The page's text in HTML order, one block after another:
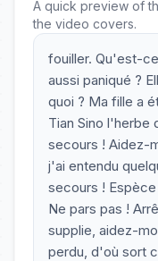
A quick preview of
the video covers.
fouiller. Qu'est-
aussi paniqué ?
quoi ? Ma fille a
Tian Sino l'herbe
secours ! Aidez-
j'ai entendu
secours !
Ne pars pas !
supplie, aidez-
perdu, d'où sort